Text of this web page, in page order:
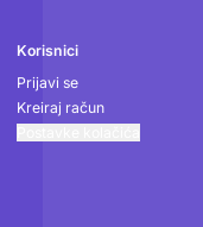
Korisnici
Prijavi se
Kreiraj račun